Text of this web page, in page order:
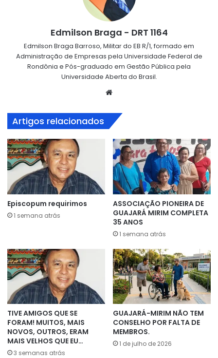
Edmilson Braga - DRT 1164
Edmilson Braga Barroso, Militar do EB R/1, formado em
Administração de Empresas pela Universidade Federal de
Rondônia e Pós-graduado em Gestão Pública pela
Universidade Aberta do Brasil.
Artigos relacionados
Episcopum requirimos
1 semana atrás
ASSOCIAÇÃO PIONEIRA DE
GUAJARÁ MIRIM COMPLETA
35 ANOS
1 semana atrás
TIVE AMIGOS QUE SE
FORAM! MUITOS, MAIS
NOVOS, OUTROS, ERAM
MAIS VELHOS QUE EU…
3 semanas atrás
GUAJARÁ-MIRIM NÃO TEM
CONSELHO POR FALTA DE
MEMBROS.
1 de julho de 2026